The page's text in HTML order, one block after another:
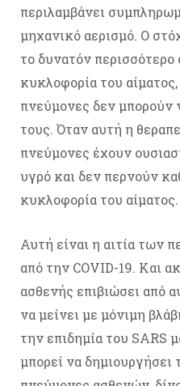
περιλαμβάνει
μηχανικό αερισμό. Ο
το δυνατόν
κυκλοφορία του
πνεύμονες δεν μπορούν
τους. Όταν αυτή η
πνεύμονες έχουν
υγρό και δεν περνούν
κυκλοφορία του αίματος.
Αυτή είναι η αιτία των
από την COVID-19. Και
ασθενής επιβιώσει από
να μείνει με μόνιμη
την επιδημία του SARS
μπορεί να δημιουργήσει